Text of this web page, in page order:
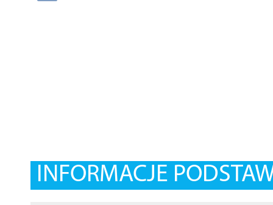
INFORMACJE